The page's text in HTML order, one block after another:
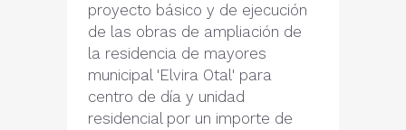
proyecto básico y de ejecución
de las obras de ampliación de
la residencia de mayores
municipal 'Elvira Otal' para
centro de día y unidad
residencial por un importe de